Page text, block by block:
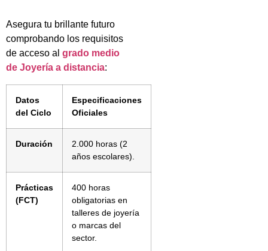
Asegura tu brillante futuro
comprobando los requisitos
de acceso al grado medio
de Joyería a distancia:
Datos
del Ciclo
Especificaciones
Oficiales
Duración
2.000 horas (2
años escolares).
Prácticas
(FCT)
400 horas
obligatorias en
talleres de joyería
o marcas del
sector.